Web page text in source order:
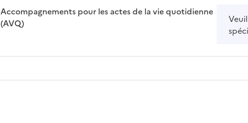
Accompagnements pour les actes de la vie quotidienne
(AVQ)
: disponible
: non disponible